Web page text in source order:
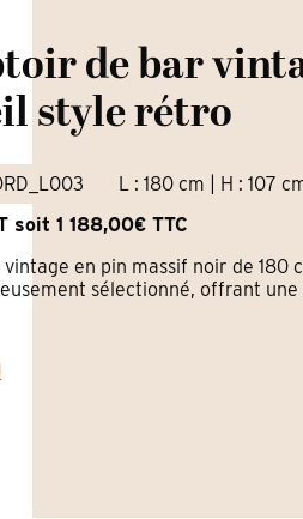
de bar
style rétro
L : 180 cm | H : 107
soit 1 188,00€ TTC
en pin massif noir de 180
sélectionné, offrant